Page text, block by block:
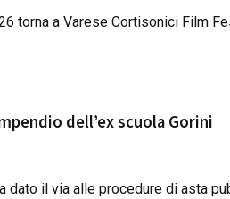
torna a Varese Cortisonici Film
dell’ex scuola Gorini
dato il via alle procedure di asta